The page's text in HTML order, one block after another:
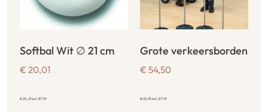
Softbal Wit ∅ 21 cm
€ 20,01
€24,21incl. BTW
Grote verkeersborden
€ 54,50
€65,95incl. BTW